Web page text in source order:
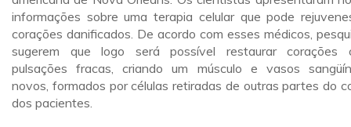
informações sobre uma terapia celular que pode
corações danificados. De acordo com esses médicos,
sugerem que logo será possível restaurar corações
pulsações fracas, criando um músculo e vasos
novos, formados por células retiradas de outras partes do
dos pacientes.